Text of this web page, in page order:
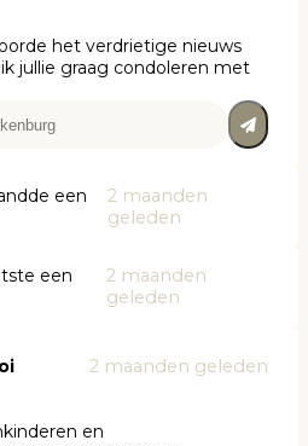
het verdrietige nieuws
jullie graag condoleren met
een
2 maanden
geleden
een
2 maanden
geleden
2 maanden geleden
en